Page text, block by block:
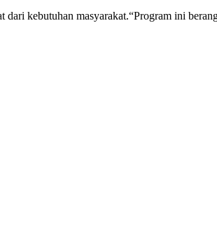
kebutuhan masyarakat.“Program ini